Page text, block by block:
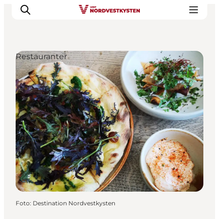
Feriesteder
Inspiration
Handicapvenlig ferie
Events
Overnatning
Planlæg din ferie
Restauranter
Foto: Destination Nordvestkysten